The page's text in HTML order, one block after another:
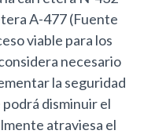
A-477 (Fuente
viable para los
necesario
la seguridad
podrá disminuir el
atraviesa el